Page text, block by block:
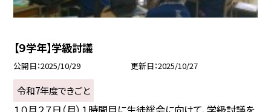
【９学年】学級討議
公開日 2025/10/29 更新日 2025/10/27
令和7年度できごと